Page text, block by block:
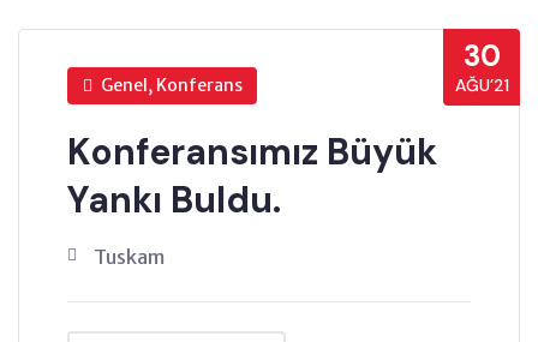
30
AĞU’21
Genel, Konferans
Konferansımız Büyük
Yankı Buldu.
Tuskam